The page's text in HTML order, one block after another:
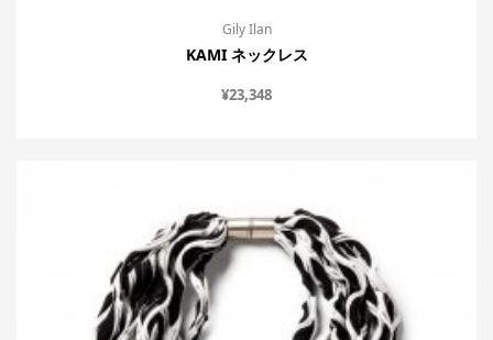
Gily Ilan
KAMI ネックレス
¥23,348